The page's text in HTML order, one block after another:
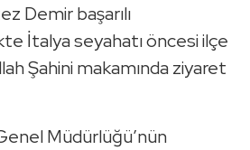
Demir başarılı
İtalya seyahatı öncesi ilçe
Şahini makamında ziyaret
Müdürlüğü’nün